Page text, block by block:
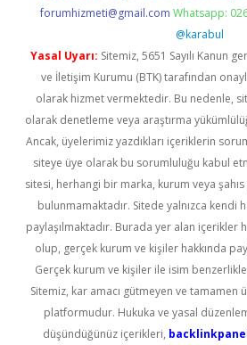
forumhizmeti@gmail.com Whatsapp:
@karabul
Yasal Uyarı: Sitemiz, 5651 Sayılı Kanun
ve İletişim Kurumu (BTK) tarafından
olarak hizmet vermektedir. Bu nedenle,
olarak denetleme veya araştırma
Ancak, üyelerimiz yazdıkları içeriklerin
siteye üye olarak bu sorumluluğu kabul
sitesi, herhangi bir marka, kurum veya
bulunmamaktadır. Sitede yalnızca kendi
paylaşılmaktadır. Burada yer alan içerikler
olup, gerçek kurum ve kişiler hakkında
Gerçek kurum ve kişiler ile isim
Sitemiz, kar amacı gütmeyen ve tamamen
platformudur. Hukuka ve yasal
düşündüğünüz içerikleri,